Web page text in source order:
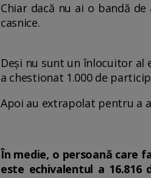
Chiar dacă nu ai o bandă
casnice.
Deși nu sunt un înlocuitor
a chestionat 1.000 de
Apoi au extrapolat pentru a
În medie, o persoană care
este echivalentul a